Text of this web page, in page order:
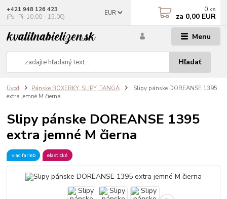
Menu
EUR
Hľadať
+421 948 126 423
(Po.-Pi. 10.00 - 15.00)
0 ks
za 0,00 EUR
Úvod Pánske BOXERKY, SLIPY, TANGÁ
Slipy pánske DOREANSE 1395
extra jemné M čierna
Slipy pánske DOREANSE 1395
extra jemné M čierna
viac farieb elastické